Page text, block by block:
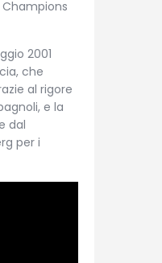
2001
che
al rigore
e la
dal
per i